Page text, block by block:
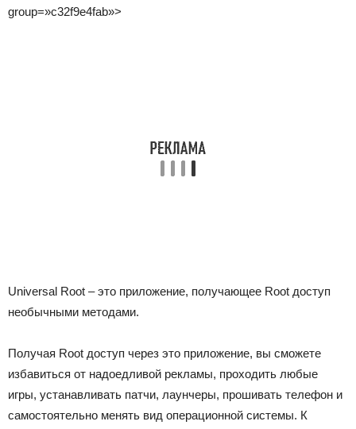
group=»c32f9e4fab»>
Universal Root – это приложение, получающее Root доступ
необычными методами.
Получая Root доступ через это приложение, вы сможете
избавиться от надоедливой рекламы, проходить любые
игры, устанавливать патчи, лаунчеры, прошивать телефон и
самостоятельно менять вид операционной системы. К